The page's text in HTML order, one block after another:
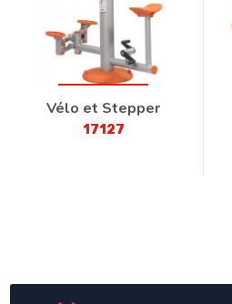
Vélo et Stepper
17127